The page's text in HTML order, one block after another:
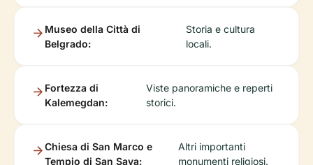
Museo della Città di
Belgrado:
Storia e cultura
locali.
Fortezza di
Kalemegdan:
Viste panoramiche e reperti
storici.
Chiesa di San Marco e
Tempio di San Sava:
Altri importanti
monumenti religiosi.